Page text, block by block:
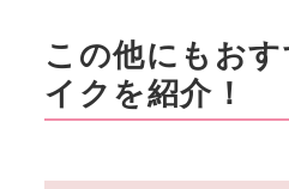
冷4気
ーズ。
うとけ
す！
この他にもお
イクを紹介！